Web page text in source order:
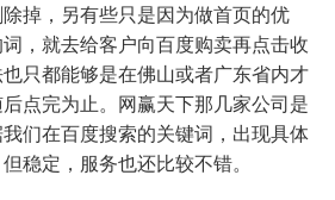
掉，另有些只是因为做首页的优
，就去给客户向百度购卖再点击收
只都能够是在佛山或者广东省内才
点完为止。网赢天下那几家公司是
们在百度搜索的关键词，出现具体
稳定，服务也还比较不错。